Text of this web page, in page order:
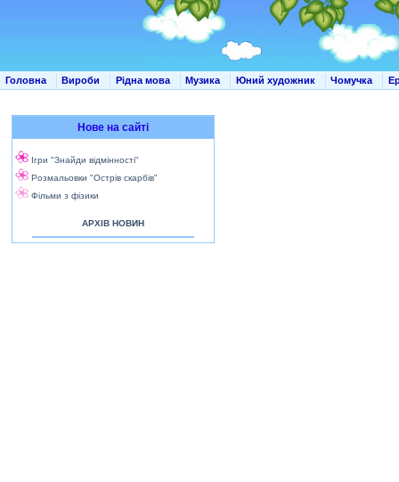
Головна Вироби Рідна мова Музика Юний художник Чомучка
Нове на сайті
Ігри "Знайди відмінності"
Розмальовки "Острів скарбів"
Фільми з фізики
АРХІВ НОВИН